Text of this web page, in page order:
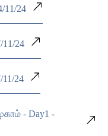
11/24
24
11/24
- Day1 -